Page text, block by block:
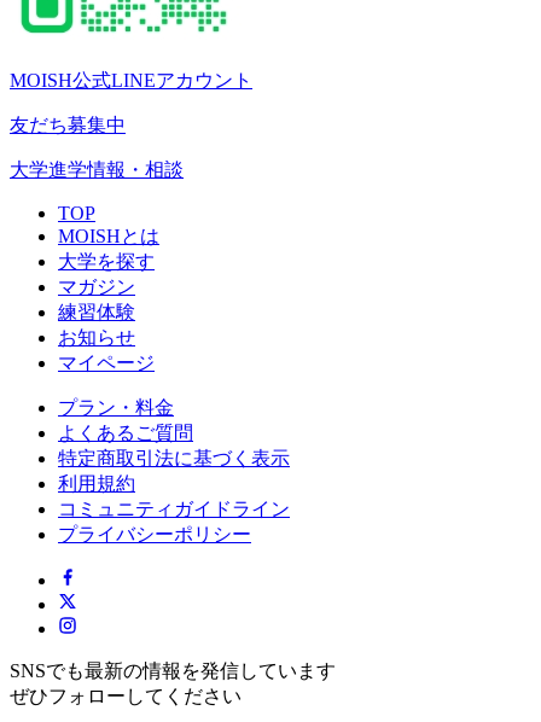
MOISH公式LINEアカウント
友だち募集中
大学進学情報・相談
TOP
MOISHとは
大学を探す
マガジン
練習体験
お知らせ
マイページ
プラン・料金
よくあるご質問
特定商取引法に基づく表示
利用規約
コミュニティガイドライン
プライバシーポリシー
SNSでも最新の情報を発信しています
ぜひフォローしてください